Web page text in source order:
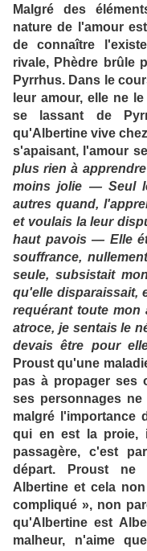
Malgré des
nature de l'amour
de connaître
rivale, Phèdre brûle
Pyrrhus. Dans le
leur amour, elle ne
se lassant de
qu'Albertine vive
s'apaisant, l'amour
plus rien à
moins jolie — Seul
autres quand,
et voulais la leur
haut pavois — Elle
souffrance,
seule, subsistait
qu'elle disparaissait,
requérant toute mon
atroce, je sentais le
devais être pour
Proust qu'une
pas à propager ses
ses personnages
malgré l'importance
qui en est la proie,
passagère, c'est
départ. Proust ne
Albertine et cela
compliqué », non
qu'Albertine est
malheur, n'aime